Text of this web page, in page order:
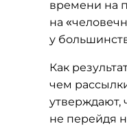
времени на
на
у
Как
чем
утверждают,
не перейдя